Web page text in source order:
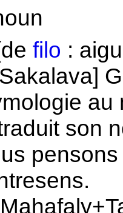
filo :
au
son